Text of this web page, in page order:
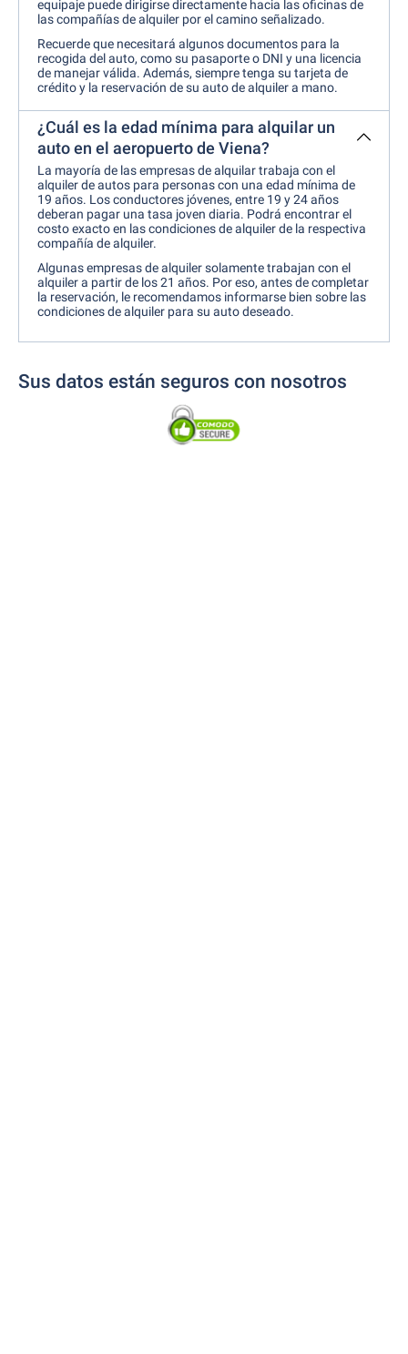
equipaje puede dirigirse directamente hacia las oficinas de
las compañías de alquiler por el camino señalizado.
Recuerde que necesitará algunos documentos para la
recogida del auto, como su pasaporte o DNI y una licencia
de manejar válida. Además, siempre tenga su tarjeta de
crédito y la reservación de su auto de alquiler a mano.
¿Cuál es la edad mínima para alquilar un
auto en el aeropuerto de Viena?
La mayoría de las empresas de alquilar trabaja con el
alquiler de autos para personas con una edad mínima de
19 años. Los conductores jóvenes, entre 19 y 24 años
deberan pagar una tasa joven diaria. Podrá encontrar el
costo exacto en las condiciones de alquiler de la respectiva
compañía de alquiler.
Algunas empresas de alquiler solamente trabajan con el
alquiler a partir de los 21 años. Por eso, antes de completar
la reservación, le recomendamos informarse bien sobre las
condiciones de alquiler para su auto deseado.
Sus datos están seguros con nosotros